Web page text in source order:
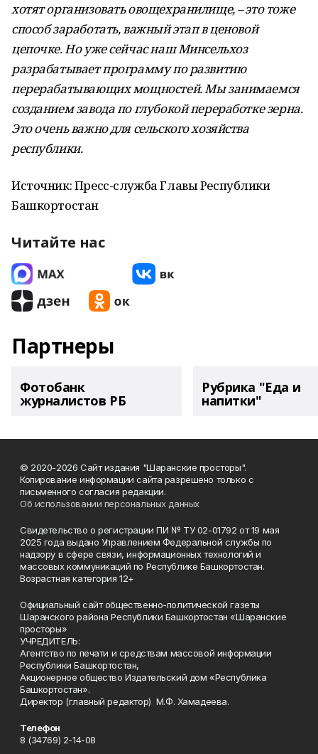
хотят организовать овощехранилище, – это тоже
способ заработать, важный этап в ценовой
цепочке. Но уже сейчас наш Минсельхоз
разрабатывает программу по развитию
перерабатывающих мощностей. Мы занимаемся
созданием завода по глубокой переработке зерна.
Это очень важно для сельского хозяйства
республики.
Источник: Пресс-служба Главы Республики
Башкортостан
Читайте нас
Партнеры
Фотобанк
журналистов РБ
Рубрика "Еда и
напитки"
© 2020-2026 Сайт издания "Шаранские просторы".
Копирование информации сайта разрешено только с
письменного согласия редакции.
Об использовании персональных данных
Свидетельство о регистрации ПИ № ТУ 02-01792 от 19 мая
2025 года выдано Управлением Федеральной службы по
надзору в сфере связи, информационных технологий и
массовых коммуникаций по Республике Башкортостан.
Возрастная категория 12+
Официальный сайт общественно-политической газеты
Шаранского района Республики Башкортостан «Шаранские
просторы»
УЧРЕДИТЕЛЬ:
Агентство по печати и средствам массовой информации
Республики Башкортостан,
Акционерное общество Издательский дом «Республика
Башкортостан».
Директор (главный редактор) М.Ф. Хамадеева.
Телефон
8 (34769) 2-14-08